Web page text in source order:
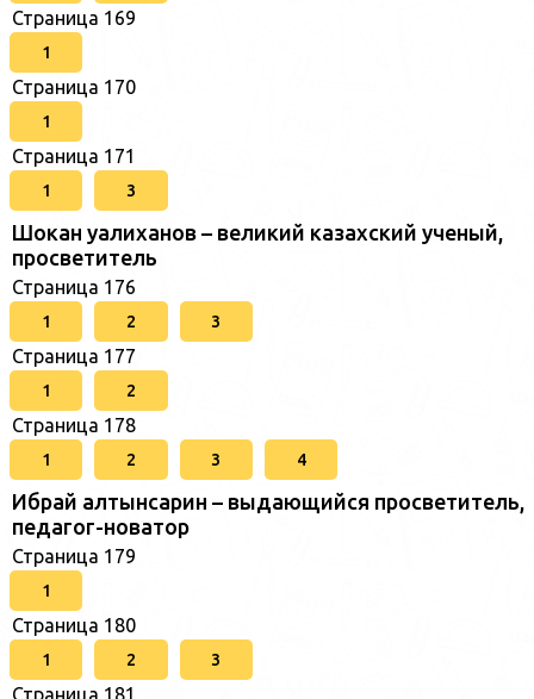
Страница 169
1
Страница 170
1
Страница 171
1 3
Шокан уалиханов – великий казахский ученый,
просветитель
Страница 176
1 2 3
Страница 177
1 2
Страница 178
1 2 3 4
Ибрай алтынсарин – выдающийся просветитель,
педагог-новатор
Страница 179
1
Страница 180
1 2 3
Страница 181